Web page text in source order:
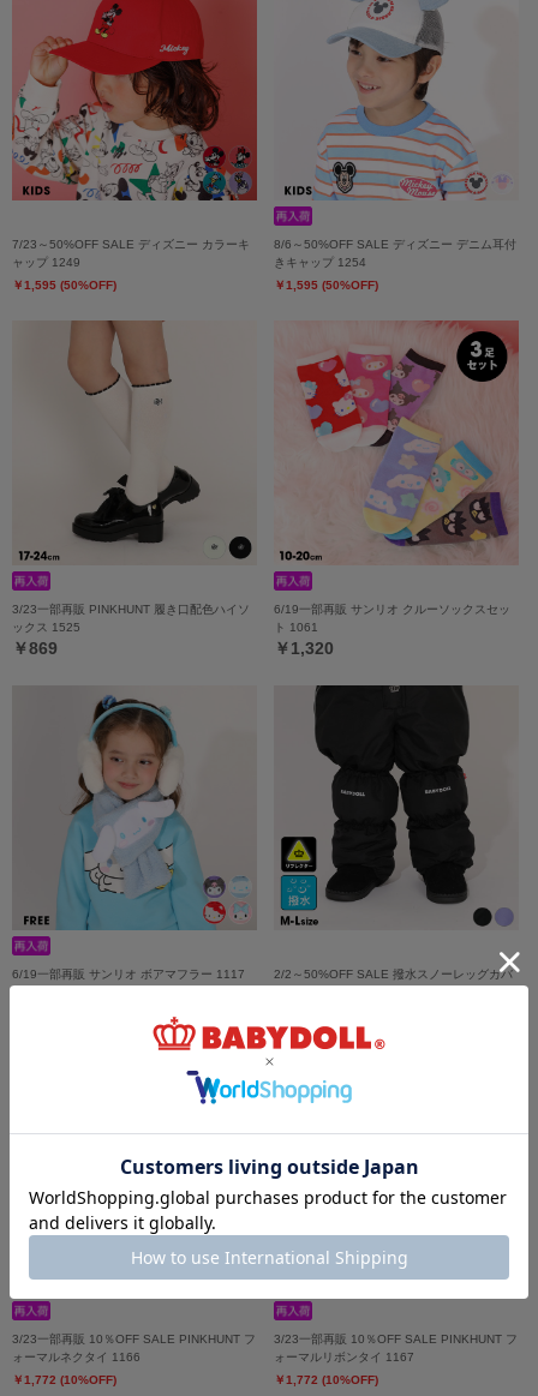
7/23～50%OFF SALE ディズニー カラーキ
ャップ 1249
￥1,595 (50%OFF)
8/6～50%OFF SALE ディズニー デニム耳付
きキャップ 1254
￥1,595 (50%OFF)
3/23一部再販 PINKHUNT 履き口配色ハイソ
ックス 1525
￥869
6/19一部再販 サンリオ クルーソックスセッ
ト 1061
￥1,320
6/19一部再販 サンリオ ボアマフラー 1117
2/2～50%OFF SALE 撥水スノーレッグカバ
3/23一部再販 10％OFF SALE PINKHUNT フ
ォーマルネクタイ 1166
￥1,772 (10%OFF)
3/23一部再販 10％OFF SALE PINKHUNT フ
ォーマルリボンタイ 1167
￥1,772 (10%OFF)